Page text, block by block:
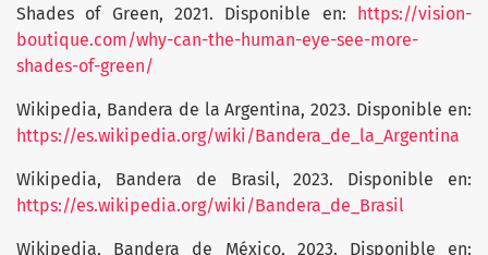
Shades of Green, 2021. Disponible en:
https://vision-
boutique.com/why-can-the-human-eye-see-more-
shades-of-green/
Wikipedia, Bandera de la Argentina, 2023. Disponible en:
https://es.wikipedia.org/wiki/Bandera_de_la_Argentina
Wikipedia, Bandera de Brasil, 2023. Disponible en:
https://es.wikipedia.org/wiki/Bandera_de_Brasil
Wikipedia, Bandera de México, 2023. Disponible en: